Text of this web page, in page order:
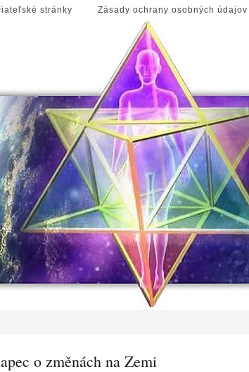
stránky Zásady ochrany osobných údajov
o změnách na Zemi